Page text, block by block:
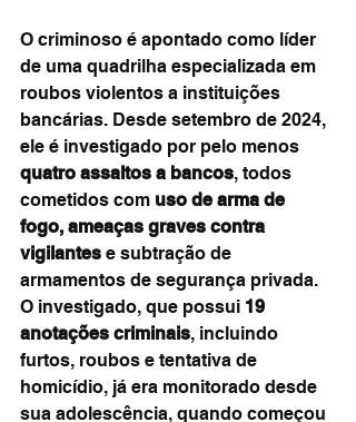
O criminoso é apontado como líder
de uma quadrilha especializada em
roubos violentos a instituições
bancárias. Desde setembro de 2024,
ele é investigado por pelo menos
quatro assaltos a bancos, todos
cometidos com uso de arma de
fogo, ameaças graves contra
vigilantes e subtração de
armamentos de segurança privada.
O investigado, que possui 19
anotações criminais, incluindo
furtos, roubos e tentativa de
homicídio, já era monitorado desde
sua adolescência, quando começou